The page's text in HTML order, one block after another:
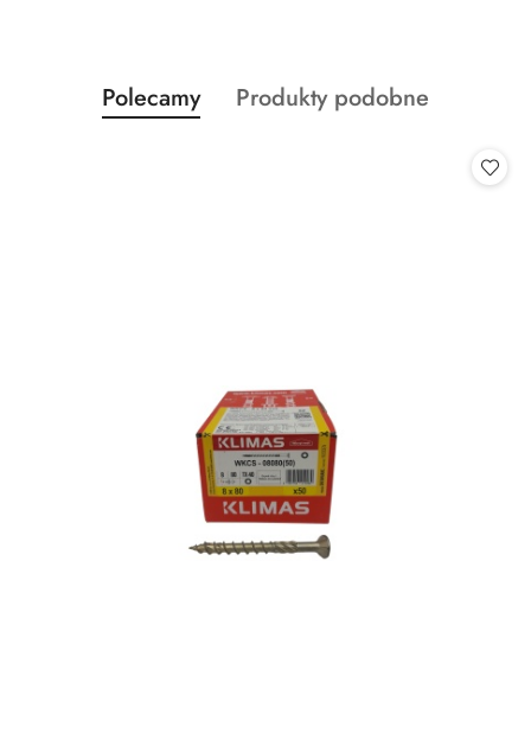
Pomiń karuzelę produktów
Produkty
o
Polecamy
Produkty
Produkty podobne